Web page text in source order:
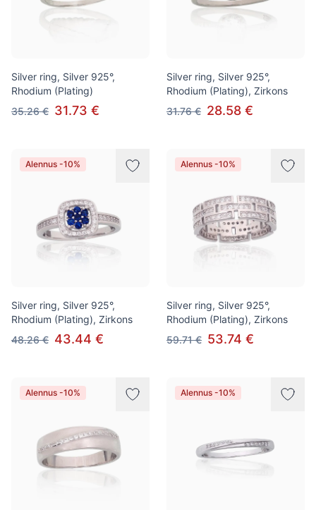
Silver ring, Silver 925°,
Rhodium (Plating)
35.26 € 31.73 €
Silver ring, Silver 925°,
Rhodium (Plating), Zirkons
31.76 € 28.58 €
Alennus -10%
Silver ring, Silver 925°,
Rhodium (Plating), Zirkons
48.26 € 43.44 €
Alennus -10%
Silver ring, Silver 925°,
Rhodium (Plating), Zirkons
59.71 € 53.74 €
Alennus -10% Alennus -10%